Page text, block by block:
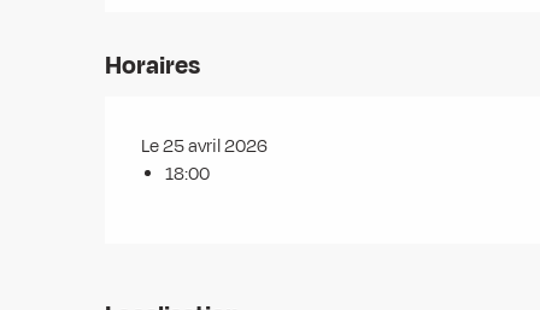
Horaires
Le 25 avril 2026
18:00